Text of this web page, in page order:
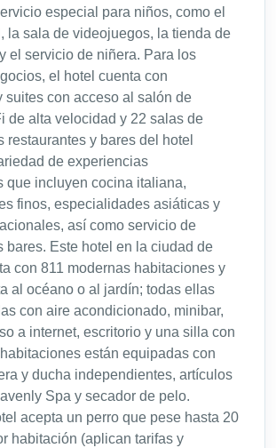
especial para niños, como el
la sala de videojuegos, la tienda de
el servicio de niñera. Para los
el hotel cuenta con
suites con acceso al salón de
de alta velocidad y 22 salas de
restaurantes y bares del hotel
de experiencias
que incluyen cocina italiana,
finos, especialidades asiáticas y
así como servicio de
bares. Este hotel en la ciudad de
con 811 modernas habitaciones y
al océano o al jardín; todas ellas
con aire acondicionado, minibar,
a internet, escritorio y una silla con
están equipadas con
y ducha independientes, artículos
Spa y secador de pelo.
acepta un perro que pese hasta 20
habitación (aplican tarifas y